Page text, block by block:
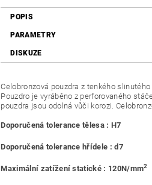
POPIS
PARAMETRY
DISKUZE
Celobronzová pouzdra z tenkého
Pouzdro je vyráběno z perforovaného
pouzdra jsou odolná vůči korozi.
Doporučená tolerance tělesa : H7
Doporučená tolerance hřídele : d7
Maximální zatížení statické : 120N/mm2